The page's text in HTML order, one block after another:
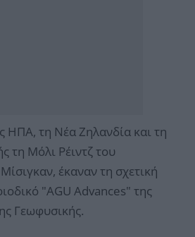
ΗΠΑ, τη Νέα Ζηλανδία και τη
τη Μόλι Ρέιντζ του
έκαναν τη σχετική
"AGU Advances" της
Γεωφυσικής.